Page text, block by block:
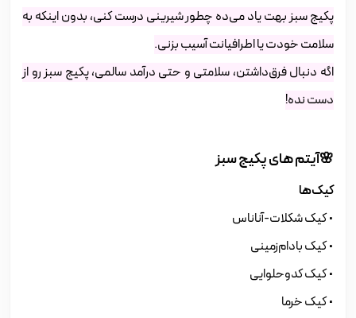
پکیج سبز بهت یاد می‌ده چطور شیرینی درست کنی، بدون اینکه به
سلامت خودت یا اطرافیانت آسیب بزنی.
اگه دنبال فرق‌داشتن، سلامتی و حتی درآمد سالمی، پکیج سبز رو از
دست نده!
🌸آیتم های پکیج سبز
کیک‌ها
• کیک شکلات-آناناس
• کیک بادام‌زمینی
• کیک کدوحلوایی
• کیک خرما